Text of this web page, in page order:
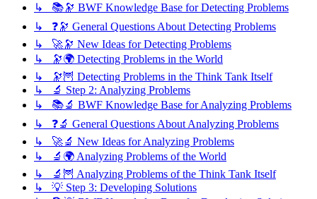
↳ 📚🔭 BWF Knowledge Base for Detecting Problems
↳ ❓🔭 General Questions About Detecting Problems
↳ 🚀🔭 New Ideas for Detecting Problems
↳ 🔭🌍 Detecting Problems in the World
↳ 🔭🦉 Detecting Problems in the Think Tank Itself
↳ 🔬 Step 2: Analyzing Problems
↳ 📚🔬 BWF Knowledge Base for Analyzing Problems
↳ ❓🔬 General Questions About Analyzing Problems
↳ 🚀🔬 New Ideas for Analyzing Problems
↳ 🔬🌍 Analyzing Problems of the World
↳ 🔬🦉 Analyzing Problems of the Think Tank Itself
↳ 💡 Step 3: Developing Solutions